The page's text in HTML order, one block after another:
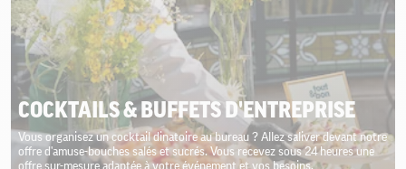
COCKTAILS & BUFFETS D'ENTREPRISE
Vous organisez un cocktail dinatoire au bureau ? Allez saliver devant notre
offre d'amuse-bouches salés et sucrés. Vous recevez sous 24 heures une
offre sur-mesure adaptée à votre événement et vos besoins.